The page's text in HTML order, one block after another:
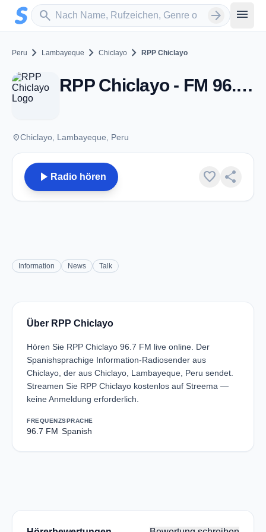
Zum Hauptinhalt springen
search
Sender suchen arrow_forward menu
Peru chevron_right Lambayeque chevron_right Chiclayo chevron_right RPP Chiclayo
RPP Chiclayo - FM 96.7 - Chiclayo
placeChiclayo, Lambayeque, Peru
play_arrow Radio hören favorite share
Information News Talk
Über RPP Chiclayo
Hören Sie RPP Chiclayo 96.7 FM live online. Der
Spanishsprachige Information-Radiosender aus
Chiclayo, der aus Chiclayo, Lambayeque, Peru sendet.
Streamen Sie RPP Chiclayo kostenlos auf Streema —
keine Anmeldung erforderlich.
FREQUENZ
96.7 FM
SPRACHE
Spanish